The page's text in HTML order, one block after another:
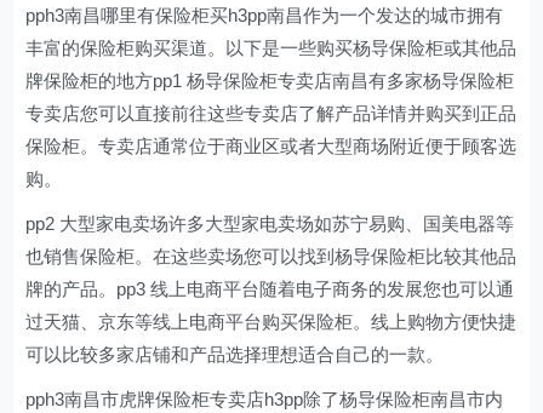
pph3南昌哪里有保险柜买h3pp南昌作为一个发达的城市拥有
丰富的保险柜购买渠道。以下是一些购买杨导保险柜或其他品
牌保险柜的地方pp1 杨导保险柜专卖店南昌有多家杨导保险柜
专卖店您可以直接前往这些专卖店了解产品详情并购买到正品
保险柜。专卖店通常位于商业区或者大型商场附近便于顾客选
购。
pp2 大型家电卖场许多大型家电卖场如苏宁易购、国美电器等
也销售保险柜。在这些卖场您可以找到杨导保险柜比较其他品
牌的产品。pp3 线上电商平台随着电子商务的发展您也可以通
过天猫、京东等线上电商平台购买保险柜。线上购物方便快捷
可以比较多家店铺和产品选择理想适合自己的一款。
pph3南昌市虎牌保险柜专卖店h3pp除了杨导保险柜南昌市内